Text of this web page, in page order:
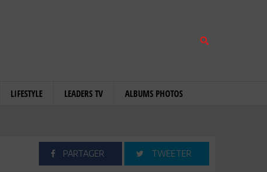
LIFESTYLE LEADERS TV ALBUMS PHOTOS
PARTAGER TWEETER